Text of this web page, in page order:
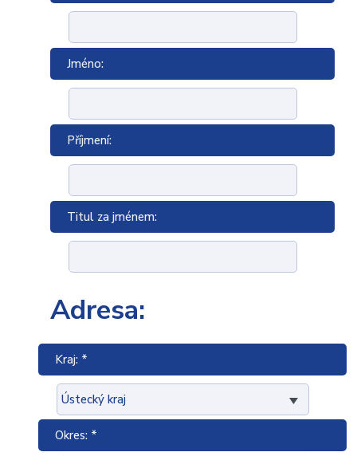
Jméno:
Příjmení:
Titul za jménem:
Adresa:
Kraj: *
Okres: *